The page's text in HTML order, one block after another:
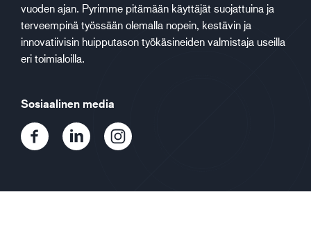
vuoden ajan. Pyrimme pitämään käyttäjät suojattuina ja
terveempinä työssään olemalla nopein, kestävin ja
innovatiivisin huipputason työkäsineiden valmistaja useilla
eri toimialoilla.
Sosiaalinen media